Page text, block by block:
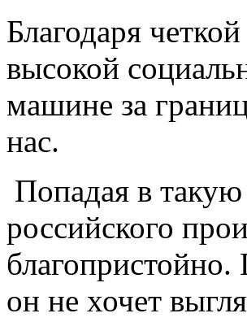
Благодаря
высокой
машине за
нас.
Попадая в
российского
он не хочет